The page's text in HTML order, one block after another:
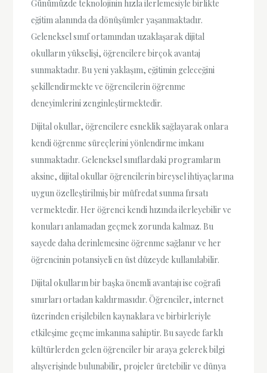
Günümüzde teknolojinin hızla ilerlemesiyle birlikte
eğitim alanında da dönüşümler yaşanmaktadır.
Geleneksel sınıf ortamından uzaklaşarak dijital
okulların yükselişi, öğrencilere birçok avantaj
sunmaktadır. Bu yeni yaklaşım, eğitimin geleceğini
şekillendirmekte ve öğrencilerin öğrenme
deneyimlerini zenginleştirmektedir.
Dijital okullar, öğrencilere esneklik sağlayarak onlara
kendi öğrenme süreçlerini yönlendirme imkanı
sunmaktadır. Geleneksel sınıflardaki programların
aksine, dijital okullar öğrencilerin bireysel ihtiyaçlarına
uygun özelleştirilmiş bir müfredat sunma fırsatı
vermektedir. Her öğrenci kendi hızında ilerleyebilir ve
konuları anlamadan geçmek zorunda kalmaz. Bu
sayede daha derinlemesine öğrenme sağlanır ve her
öğrencinin potansiyeli en üst düzeyde kullanılabilir.
Dijital okulların bir başka önemli avantajı ise coğrafi
sınırları ortadan kaldırmasıdır. Öğrenciler, internet
üzerinden erişilebilen kaynaklara ve birbirleriyle
etkileşime geçme imkanına sahiptir. Bu sayede farklı
kültürlerden gelen öğrenciler bir araya gelerek bilgi
alışverişinde bulunabilir, projeler üretebilir ve dünya